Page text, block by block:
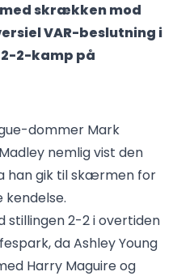
skrækken mod
VAR-beslutning i
2-kamp på
dommer Mark
nemlig vist den
han gik til skærmen for
kendelse.
stillingen 2-2 i overtiden
da Ashley Young
Harry Maguire og